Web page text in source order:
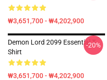
₩3,651,700 - ₩4,202,900
Demon Lord 2099 Essential T-
Shirt
₩3,651,700 - ₩4,202,900
-20%